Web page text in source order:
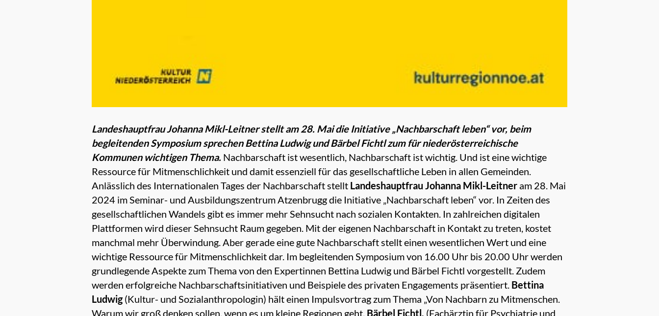
Landeshauptfrau Johanna Mikl-Leitner stellt am 28. Mai die Initiative „Nachbarschaft leben“ vor, beim
begleitenden Symposium sprechen Bettina Ludwig und Bärbel Fichtl zum für niederösterreichische
Kommunen wichtigen Thema. Nachbarschaft ist wesentlich, Nachbarschaft ist wichtig. Und ist eine wichtige
Ressource für Mitmenschlichkeit und damit essenziell für das gesellschaftliche Leben in allen Gemeinden.
Anlässlich des Internationalen Tages der Nachbarschaft stellt Landeshauptfrau Johanna Mikl-Leitner am 28. Mai
2024 im Seminar- und Ausbildungszentrum Atzenbrugg die Initiative „Nachbarschaft leben“ vor. In Zeiten des
gesellschaftlichen Wandels gibt es immer mehr Sehnsucht nach sozialen Kontakten. In zahlreichen digitalen
Plattformen wird dieser Sehnsucht Raum gegeben. Mit der eigenen Nachbarschaft in Kontakt zu treten, kostet
manchmal mehr Überwindung. Aber gerade eine gute Nachbarschaft stellt einen wesentlichen Wert und eine
wichtige Ressource für Mitmenschlichkeit dar. Im begleitenden Symposium von 16.00 Uhr bis 20.00 Uhr werden
grundlegende Aspekte zum Thema von den Expertinnen Bettina Ludwig und Bärbel Fichtl vorgestellt. Zudem
werden erfolgreiche Nachbarschaftsinitiativen und Beispiele des privaten Engagements präsentiert. Bettina
Ludwig(Kultur- und Sozialanthropologin) hält einen Impulsvortrag zum Thema „Von Nachbarn zu Mitmenschen.
Warum wir groß denken sollen, wenn es um kleine Regionen geht. Bärbel Fichtl, (Fachärztin für Psychiatrie und